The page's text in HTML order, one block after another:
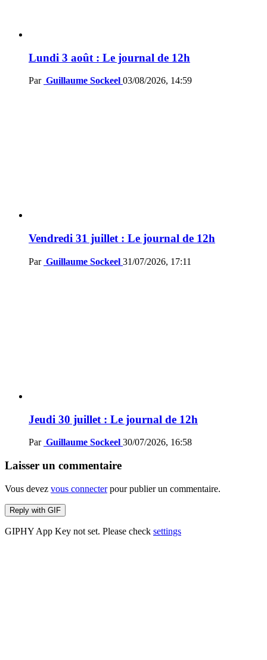
Lundi 3 août : Le journal de 12h
Par Guillaume Sockeel 03/08/2026, 14:59
Vendredi 31 juillet : Le journal de 12h
Par Guillaume Sockeel 31/07/2026, 17:11
Jeudi 30 juillet : Le journal de 12h
Par Guillaume Sockeel 30/07/2026, 16:58
Laisser un commentaire
Vous devez vous connecterpour publier un commentaire.
Reply with GIF
GIPHY App Key not set. Please check settings